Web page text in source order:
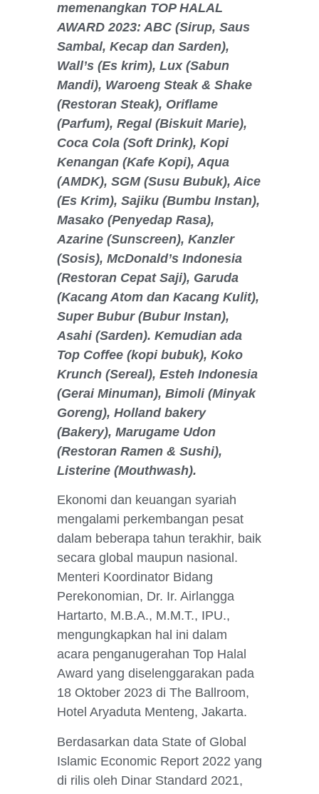
memenangkan TOP HALAL
AWARD 2023: ABC (Sirup, Saus
Sambal, Kecap dan Sarden),
Wall’s (Es krim), Lux (Sabun
Mandi), Waroeng Steak & Shake
(Restoran Steak), Oriflame
(Parfum), Regal (Biskuit Marie),
Coca Cola (Soft Drink), Kopi
Kenangan (Kafe Kopi), Aqua
(AMDK), SGM (Susu Bubuk), Aice
(Es Krim), Sajiku (Bumbu Instan),
Masako (Penyedap Rasa),
Azarine (Sunscreen), Kanzler
(Sosis), McDonald’s Indonesia
(Restoran Cepat Saji), Garuda
(Kacang Atom dan Kacang Kulit),
Super Bubur (Bubur Instan),
Asahi (Sarden). Kemudian ada
Top Coffee (kopi bubuk), Koko
Krunch (Sereal), Esteh Indonesia
(Gerai Minuman), Bimoli (Minyak
Goreng), Holland bakery
(Bakery), Marugame Udon
(Restoran Ramen & Sushi),
Listerine (Mouthwash).
Ekonomi dan keuangan syariah
mengalami perkembangan pesat
dalam beberapa tahun terakhir, baik
secara global maupun nasional.
Menteri Koordinator Bidang
Perekonomian, Dr. Ir. Airlangga
Hartarto, M.B.A., M.M.T., IPU.,
mengungkapkan hal ini dalam
acara penganugerahan Top Halal
Award yang diselenggarakan pada
18 Oktober 2023 di The Ballroom,
Hotel Aryaduta Menteng, Jakarta.
Berdasarkan data State of Global
Islamic Economic Report 2022 yang
di rilis oleh Dinar Standard 2021,